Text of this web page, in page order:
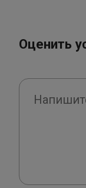
Оценить